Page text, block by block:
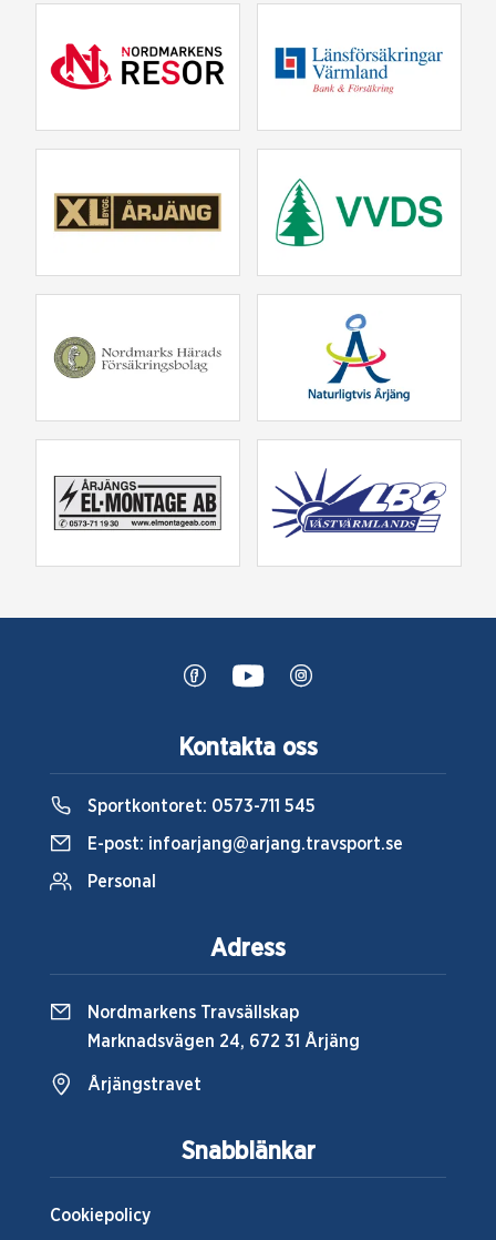
Snabblänkar
Cookiepolicy
Kontakta oss
Sportkontoret: 0573-711 545
E-post: infoarjang@arjang.travsport.se
Personal
Adress
Nordmarkens Travsällskap
Marknadsvägen 24, 672 31 Årjäng
Årjängstravet